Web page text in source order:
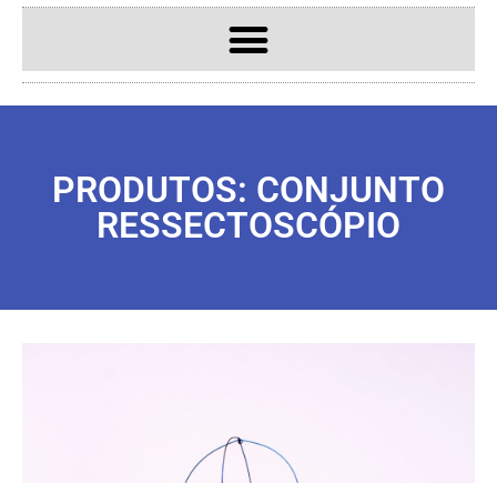
PRODUTOS: CONJUNTO
RESSECTOSCÓPIO